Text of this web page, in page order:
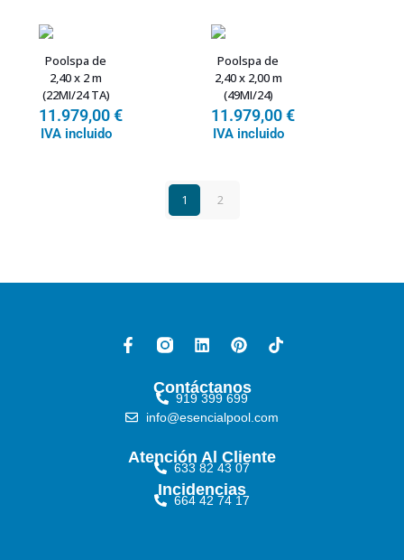
Poolspa de
2,40 x 2 m
(22MI/24 TA)
11.979,00€
IVA incluido
Poolspa de
2,40 x 2,00 m
(49MI/24)
11.979,00€
IVA incluido
1 2
Contáctanos
919 399 699
info@esencialpool.com
Atención Al Cliente
633 82 43 07
Incidencias
664 42 74 17